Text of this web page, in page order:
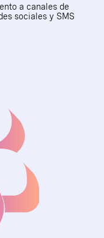
a canales de
sociales y SMS